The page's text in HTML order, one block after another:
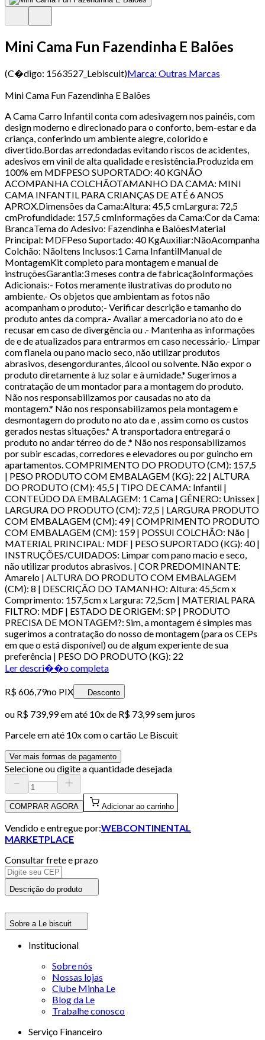
Mini Cama Fun Fazendinha E Balões
(C�digo: 1563527_Lebiscuit)Marca: Outras Marcas
Mini Cama Fun Fazendinha E Balões
A Cama Carro Infantil conta com adesivagem nos painéis, com
design moderno e direcionado para o conforto, bem-estar e da
criança, conferindo um ambiente alegre, colorido e
divertido.Bordas arredondadas evitando riscos de acidentes,
adesivos em vinil de alta qualidade e resistência.Produzida em
100% em MDFPESO SUPORTADO: 40 KGNÃO
ACOMPANHA COLCHÃOTAMANHO DA CAMA: MINI
CAMA INFANTIL PARA CRIANÇAS DE ATÉ 6 ANOS
APROX.Dimensões da Cama:Altura: 45,5 cmLargura: 72,5
cmProfundidade: 157,5 cmInformações da Cama:Cor da Cama:
BrancaTema do Adesivo: Fazendinha e BalõesMaterial
Principal: MDFPeso Suportado: 40 KgAuxiliar:NãoAcompanha
Colchão: NãoItens Inclusos:1 Cama InfantilManual de
MontagemKit completo para montagem e manual de
instruçõesGarantia:3 meses contra de fabricaçãoInformações
Adicionais:- Fotos meramente ilustrativas do produto no
ambiente.- Os objetos que ambientam as fotos não
acompanham o produto;- Verificar descrição e tamanho do
produto antes da compra.- Avaliar a mercadoria no ato do e
recusar em caso de divergência ou .- Mantenha as informações
de e de atualizados para entrarmos em caso necessário.- Limpar
com flanela ou pano macio seco, não utilizar produtos
abrasivos, desengordurantes, álcool ou solvente. Não expor o
produto diretamente à luz solar e à umidade.* Sugerimos a
contratação de um montador para a montagem do produto.
Não nos responsabilizamos por causadas no ato da
montagem.* Não nos responsabilizamos pela montagem e
desmontagem do produto no ato da e , assim como os custos
gerados nestas situações.* A transportadora entregará o
produto no andar térreo do de .* Não nos responsabilizamos
por subir escadas, corredores e elevadores ou por guincho em
apartamentos. COMPRIMENTO DO PRODUTO (CM): 157,5
| PESO PRODUTO COM EMBALAGEM (KG): 22 | ALTURA
DO PRODUTO (CM): 45,5 | TIPO DE CAMA: Infantil |
CONTEÚDO DA EMBALAGEM: 1 Cama | GÊNERO: Unissex |
LARGURA DO PRODUTO (CM): 72,5 | LARGURA PRODUTO
COM EMBALAGEM (CM): 49 | COMPRIMENTO PRODUTO
COM EMBALAGEM (CM): 159 | POSSUI COLCHÃO: Não |
MATERIAL PRINCIPAL: MDF | PESO SUPORTADO (KG): 40 |
INSTRUÇÕES/CUIDADOS: Limpar com pano macio e seco,
não utilizar produtos abrasivos. | COR PREDOMINANTE:
Amarelo | ALTURA DO PRODUTO COM EMBALAGEM
(CM): 8 | DESCRIÇÃO DO TAMANHO: Altura: 45,5cm x
Comprimento: 157,5cm x Largura: 72,5cm | MATERIAL PARA
FILTRO: MDF | ESTADO DE ORIGEM: SP | PRODUTO
PRECISA DE MONTAGEM?: Sim, a montagem é simples mas
sugerimos a contratação do nosso de montagem (para os CEPs
em que o está disponível) ou de algum experiente de sua
preferência | PESO DO PRODUTO (KG): 22
Ler descri��o completa
R$ 606,79no PIX Desconto
ou R$ 739,99em até 10x de R$ 73,99 sem juros
Parcele em até 10x com o cartão Le Biscuit
Ver mais formas de pagamento
Selecione ou digite a quantidade desejada
COMPRAR AGORA Adicionar ao carrinho
Vendido e entregue por:WEBCONTINENTAL
MARKETPLACE
Consultar frete e prazo
Descrição do produto
Sobre a Le biscuit
Institucional
Sobre nós
Nossas lojas
Clube Minha Le
Blog da Le
Trabalhe conosco
Serviço Financeiro